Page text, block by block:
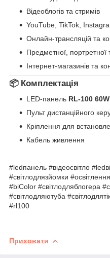
Відеоблогів та стримів
YouTube, TikTok,
Онлайн-трансляцій та
Предметної, портретної
Інтернет-магазинів та
📦 Комплектація
LED-панель RL-100 60W
Пульт дистанційного
Кріплення для
Кабель живлення
#ledпанель #відеосвітло
#світлодлязйомки
#biColor #світлодляблогера
#світлодляютуба
#rl100
Приховати